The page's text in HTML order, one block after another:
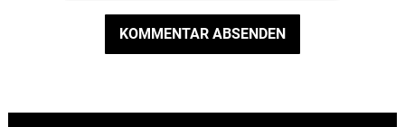
KOMMENTAR ABSENDEN